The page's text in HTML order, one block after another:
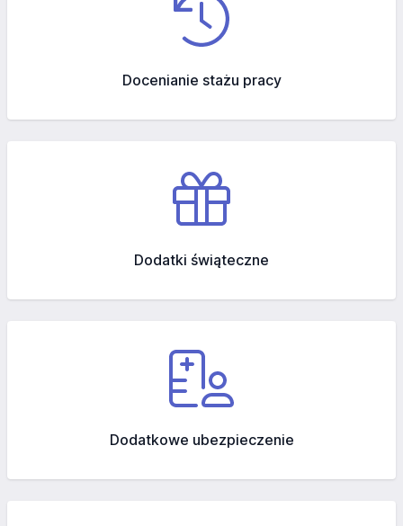
Docenianie stażu pracy
Dodatki świąteczne
Dodatkowe ubezpieczenie